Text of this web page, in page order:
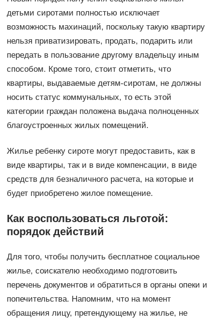
детьми сиротами полностью исключает
возможность махинаций, поскольку такую квартиру
нельзя приватизировать, продать, подарить или
передать в пользование другому владельцу иным
способом. Кроме того, стоит отметить, что
квартиры, выдаваемые детям-сиротам, не должны
носить статус коммунальных, то есть этой
категории граждан положена выдача полноценных
благоустроенных жилых помещений.
Жилье ребенку сироте могут предоставить, как в
виде квартиры, так и в виде компенсации, в виде
средств для безналичного расчета, на которые и
будет приобретено жилое помещение.
Как воспользоваться льготой:
порядок действий
Для того, чтобы получить бесплатное социальное
жилье, соискателю необходимо подготовить
перечень документов и обратиться в органы опеки и
попечительства. Напомним, что на момент
обращения лицу, претендующему на жилье, не